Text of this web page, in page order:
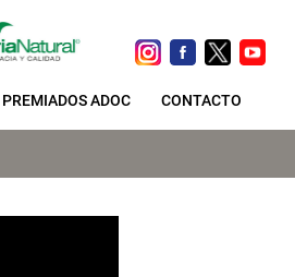
PREMIADOS ADOC CONTACTO